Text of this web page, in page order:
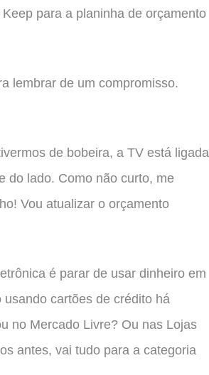
para a planinha de orçamento
lembrar de um compromisso.
de bobeira, a TV está ligada
do lado. Como não curto, me
Vou atualizar o orçamento
é parar de usar dinheiro em
cartões de crédito há
no Mercado Livre? Ou nas Lojas
antes, vai tudo para a categoria